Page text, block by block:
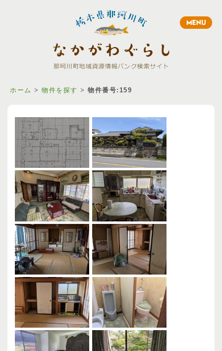
Toggle
navigation
ホーム > 物件を探す > 物件番号:159